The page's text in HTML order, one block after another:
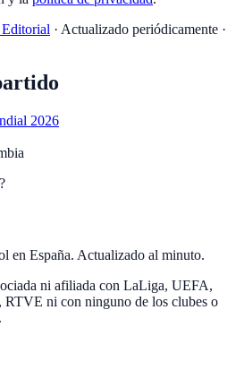
· Actualizado periódicamente ·
2026
en España. Actualizado al minuto.
ni afiliada con LaLiga, UEFA,
ni con ninguno de los clubes o